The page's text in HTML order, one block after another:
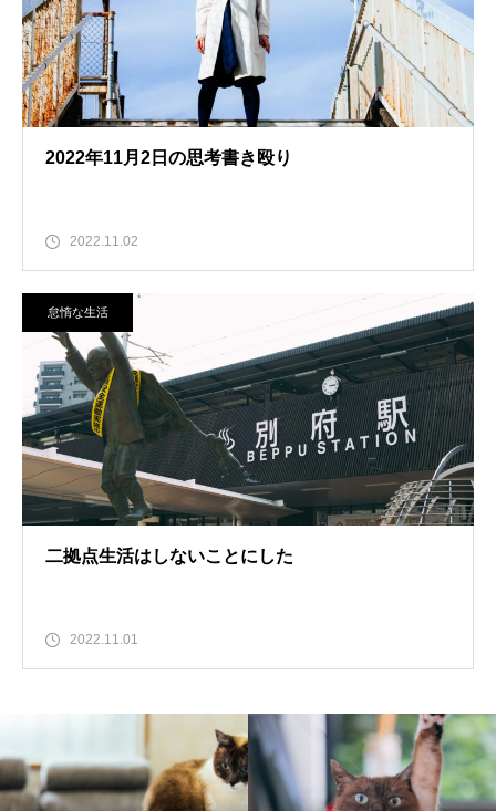
2022年11月2日の思考書き殴り
2022.11.02
怠惰な生活
二拠点生活はしないことにした
2022.11.01